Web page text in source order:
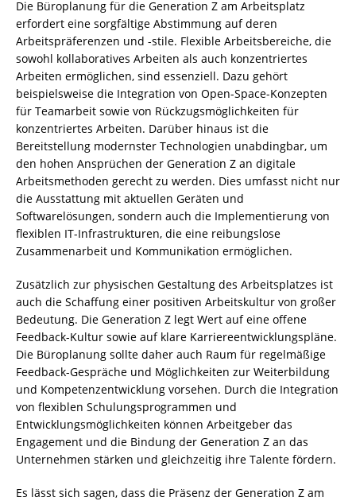
Die Büroplanung für die Generation Z am Arbeitsplatz
erfordert eine sorgfältige Abstimmung auf deren
Arbeitspräferenzen und -stile. Flexible Arbeitsbereiche, die
sowohl kollaboratives Arbeiten als auch konzentriertes
Arbeiten ermöglichen, sind essenziell. Dazu gehört
beispielsweise die Integration von Open-Space-Konzepten
für Teamarbeit sowie von Rückzugsmöglichkeiten für
konzentriertes Arbeiten. Darüber hinaus ist die
Bereitstellung modernster Technologien unabdingbar, um
den hohen Ansprüchen der Generation Z an digitale
Arbeitsmethoden gerecht zu werden. Dies umfasst nicht nur
die Ausstattung mit aktuellen Geräten und
Softwarelösungen, sondern auch die Implementierung von
flexiblen IT-Infrastrukturen, die eine reibungslose
Zusammenarbeit und Kommunikation ermöglichen.
Zusätzlich zur physischen Gestaltung des Arbeitsplatzes ist
auch die Schaffung einer positiven Arbeitskultur von großer
Bedeutung. Die Generation Z legt Wert auf eine offene
Feedback-Kultur sowie auf klare Karriereentwicklungspläne.
Die Büroplanung sollte daher auch Raum für regelmäßige
Feedback-Gespräche und Möglichkeiten zur Weiterbildung
und Kompetenzentwicklung vorsehen. Durch die Integration
von flexiblen Schulungsprogrammen und
Entwicklungsmöglichkeiten können Arbeitgeber das
Engagement und die Bindung der Generation Z an das
Unternehmen stärken und gleichzeitig ihre Talente fördern.
Es lässt sich sagen, dass die Präsenz der Generation Z am